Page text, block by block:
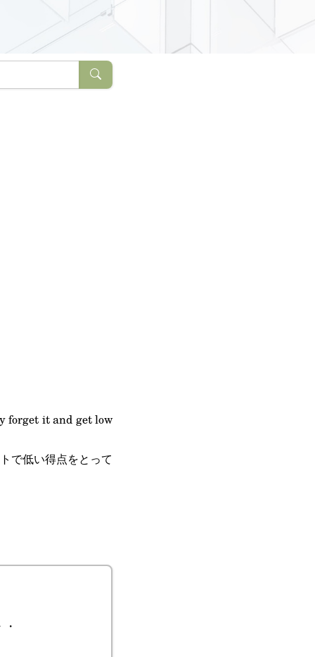
forget it and get low
で低い得点をとって